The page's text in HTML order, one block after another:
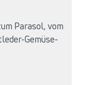
Parasol, vom
Gemüse-